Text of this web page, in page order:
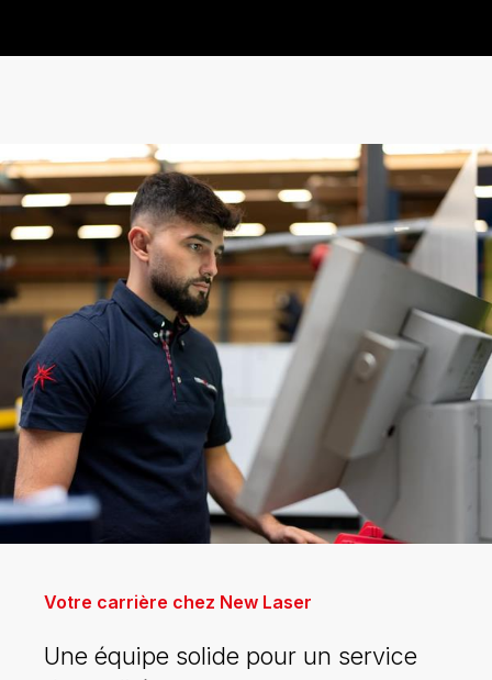
Votre carrière chez New Laser
Une équipe solide pour un service